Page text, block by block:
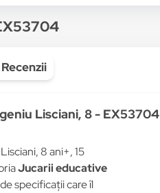
Recenzii
Lisciani, 8 - EX53704
8 ani+, 15
Jucarii educative
specificații care îl